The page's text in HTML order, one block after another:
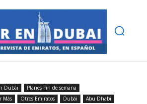
Dubái
Planes Fin de semana
Más Otros Emiratos Dubái Abu Dhabi